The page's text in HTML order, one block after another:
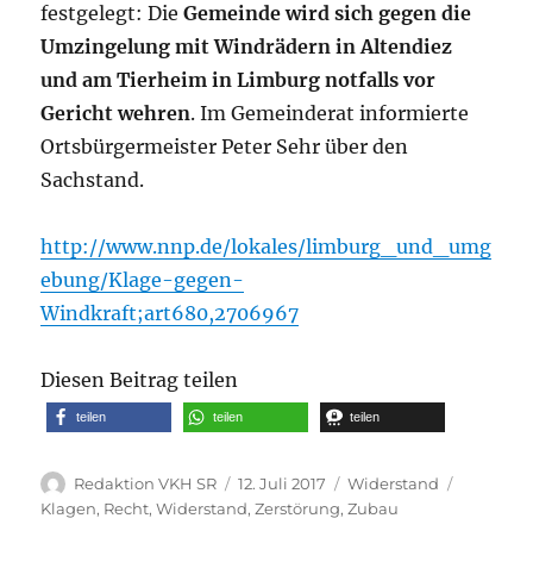
festgelegt: DieGemeinde wird sich gegen die
Umzingelung mit Windrädern in Altendiez
und am Tierheim in Limburg notfalls vor
Gericht wehren. Im Gemeinderat informierte
Ortsbürgermeister Peter Sehr über den
Sachstand.
http://www.nnp.de/lokales/limburg_und_umg
ebung/Klage-gegen-
Windkraft;art680,2706967
Diesen Beitrag teilen
teilen teilen teilen
Autor
Redaktion VKH SR
Veröffentlicht
am
12. Juli 2017 Kategorien
Widerstand
Klagen, Recht,Widerstand,Zerstörung,Zubau